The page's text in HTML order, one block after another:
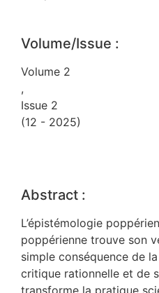
Volume/Issue :
Volume 2
,
Issue 2
(12 - 2025)
Abstract :
L’épistémologie
poppérienne trouve son
simple conséquence de
critique rationnelle et de
transforme la pratique